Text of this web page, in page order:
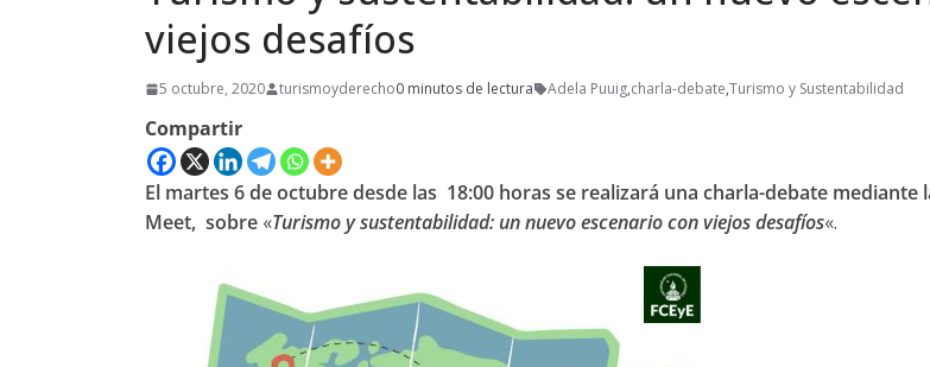
viejos desafíos
5 octubre, 2020 turismoyderecho0 minutos de lectura Adela Puuig,charla-debate,Turismo y Sustentabilidad
Compartir
El martes 6 de octubre desde las 18:00 horas se realizará una charla-debate mediante
Meet, sobre «Turismo y sustentabilidad: un nuevo escenario con viejos desafíos«.